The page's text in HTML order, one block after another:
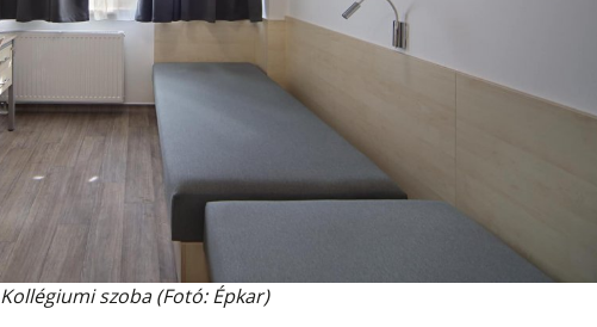
Kollégiumi szoba (Fotó: Épkar)